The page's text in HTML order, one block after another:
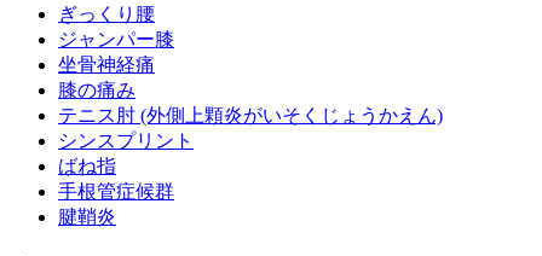
ぎっくり腰
ジャンパー膝
坐骨神経痛
膝の痛み
テニス肘 (外側上顆炎がいそくじょうかえん)
シンスプリント
ばね指
手根管症候群
腱鞘炎